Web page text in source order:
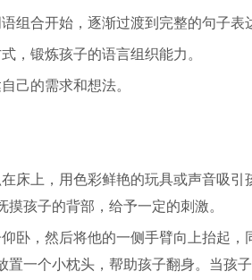
组合开始，逐渐过渡到完整的句子表
，锻炼孩子的语言组织能力。
己的需求和想法。
床上，用色彩鲜艳的玩具或声音吸
摸孩子的背部，给予一定的刺激。
卧，然后将他的一侧手臂向上抬起
置一个小枕头，帮助孩子翻身。当孩